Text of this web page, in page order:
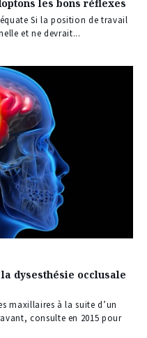
les bons réflexes
Si la position de travail
et ne devrait...
dysesthésie occlusale
maxillaires à la suite d’un
consulte en 2015 pour